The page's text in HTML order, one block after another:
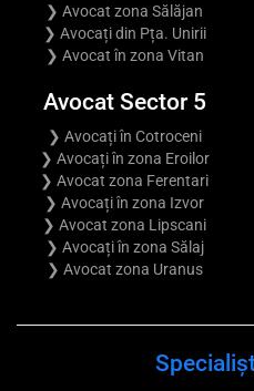
❯ Avocat zona Sălăjan
❯ Avocați din Pța. Unirii
❯ Avocat în zona Vitan
Avocat Sector 5
❯ Avocați în Cotroceni
❯ Avocați în zona Eroilor
❯ Avocat zona Ferentari
❯ Avocați în zona Izvor
❯ Avocat zona Lipscani
❯ Avocați în zona Sălaj
❯ Avocat zona Uranus